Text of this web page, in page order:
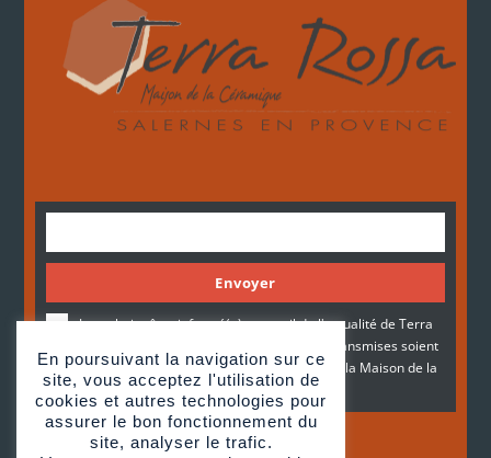
Envoyer
Je souhaite être informé(e) par mail de l'actualité de Terra
Rossa. Je consens à ce que mes données transmises soient
recueillies et stockées le temps requis, par la Maison de la
céramique architecturale Terra Rossa.
En poursuivant la navigation sur ce
site, vous acceptez l'utilisation de
cookies et autres technologies pour
assurer le bon fonctionnement du
site, analyser le trafic.